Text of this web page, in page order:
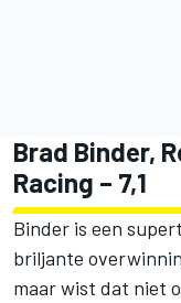
Brad Binder,
Racing – 7,1
Binder is een
briljante
maar wist dat niet